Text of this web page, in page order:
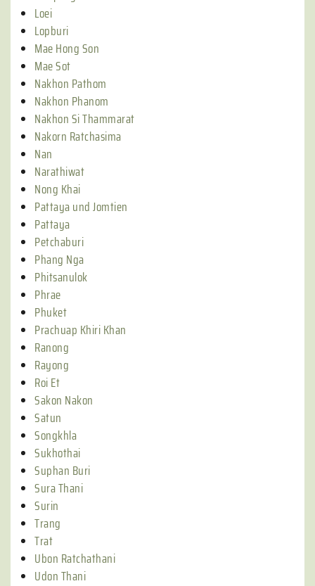
Loei
Lopburi
Mae Hong Son
Mae Sot
Nakhon Pathom
Nakhon Phanom
Nakhon Si Thammarat
Nakorn Ratchasima
Nan
Narathiwat
Nong Khai
Pattaya und Jomtien
Pattaya
Petchaburi
Phang Nga
Phitsanulok
Phrae
Phuket
Prachuap Khiri Khan
Ranong
Rayong
Roi Et
Sakon Nakon
Satun
Songkhla
Sukhothai
Suphan Buri
Sura Thani
Surin
Trang
Trat
Ubon Ratchathani
Udon Thani